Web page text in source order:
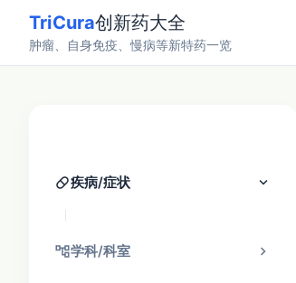
TriCura创新药大全
肿瘤、自身免疫、慢病等新特药一览
pill疾病/症状 keyboard_arrow_down
account_tree学科/科室 chevron_right